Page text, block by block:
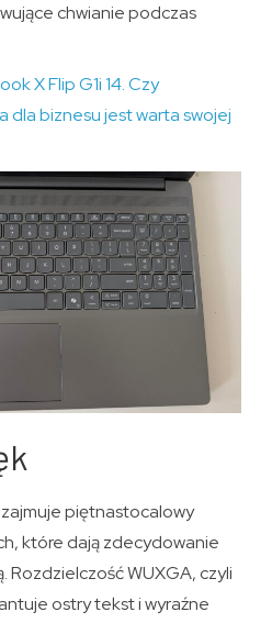
chwianie podczas
X Flip G1i 14. Czy
dla biznesu jest warta swojej
piętnastocalowy
które dają zdecydowanie
Rozdzielczość WUXGA, czyli
ostry tekst i wyraźne